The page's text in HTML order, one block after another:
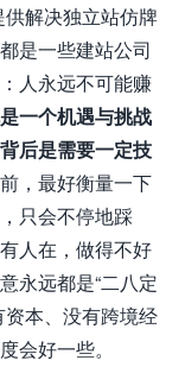
解决独立站仿牌
是一些建站公司
人永远不可能赚
一个机遇与挑战
后是需要一定技
，最好衡量一下
只会不停地踩
人在，做得不好
永远都是“二八定
本、没有跨境经
会好一些。